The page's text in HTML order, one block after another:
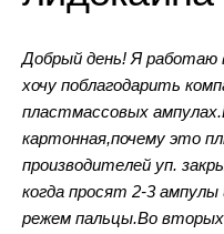
Добрый день! Я работаю
хочу поблагодарить
пластмассовых
картонная,почему это
производителей уп.
когда просят 2-3
режем пальцы.Во